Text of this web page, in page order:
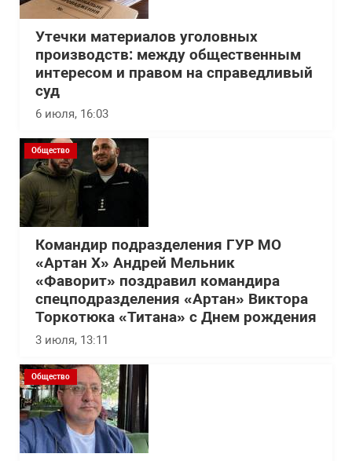
Утечки материалов уголовных
производств: между общественным
интересом и правом на справедливый
суд
6 июля, 16:03
Общество
Командир подразделения ГУР МО
«Артан Х» Андрей Мельник
«Фаворит» поздравил командира
спецподразделения «Артан» Виктора
Торкотюка «Титана» с Днем рождения
3 июля, 13:11
Общество